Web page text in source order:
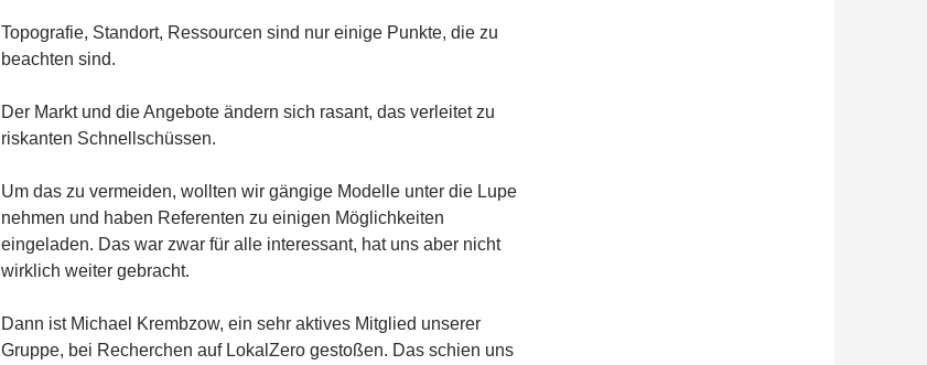
Topografie, Standort, Ressourcen sind nur einige Punkte, die zu
beachten sind.
Der Markt und die Angebote ändern sich rasant, das verleitet zu
riskanten Schnellschüssen.
Um das zu vermeiden, wollten wir gängige Modelle unter die Lupe
nehmen und haben Referenten zu einigen Möglichkeiten
eingeladen. Das war zwar für alle interessant, hat uns aber nicht
wirklich weiter gebracht.
Dann ist Michael Krembzow, ein sehr aktives Mitglied unserer
Gruppe, bei Recherchen auf LokalZero gestoßen. Das schien uns